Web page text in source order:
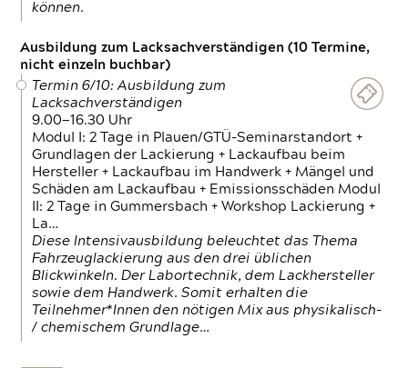
können.
Ausbildung zum Lacksachverständigen (10 Termine,
nicht einzeln buchbar)
Termin 6/10: Ausbildung zum
Lacksachverständigen
9.00—16.30 Uhr
Modul I: 2 Tage in Plauen/GTÜ-Seminarstandort +
Grundlagen der Lackierung + Lackaufbau beim
Hersteller + Lackaufbau im Handwerk + Mängel und
Schäden am Lackaufbau + Emissionsschäden Modul
II: 2 Tage in Gummersbach + Workshop Lackierung +
La…
Diese Intensivausbildung beleuchtet das Thema
Fahrzeuglackierung aus den drei üblichen
Blickwinkeln. Der Labortechnik, dem Lackhersteller
sowie dem Handwerk. Somit erhalten die
Teilnehmer*Innen den nötigen Mix aus physikalisch-
/ chemischem Grundlage…